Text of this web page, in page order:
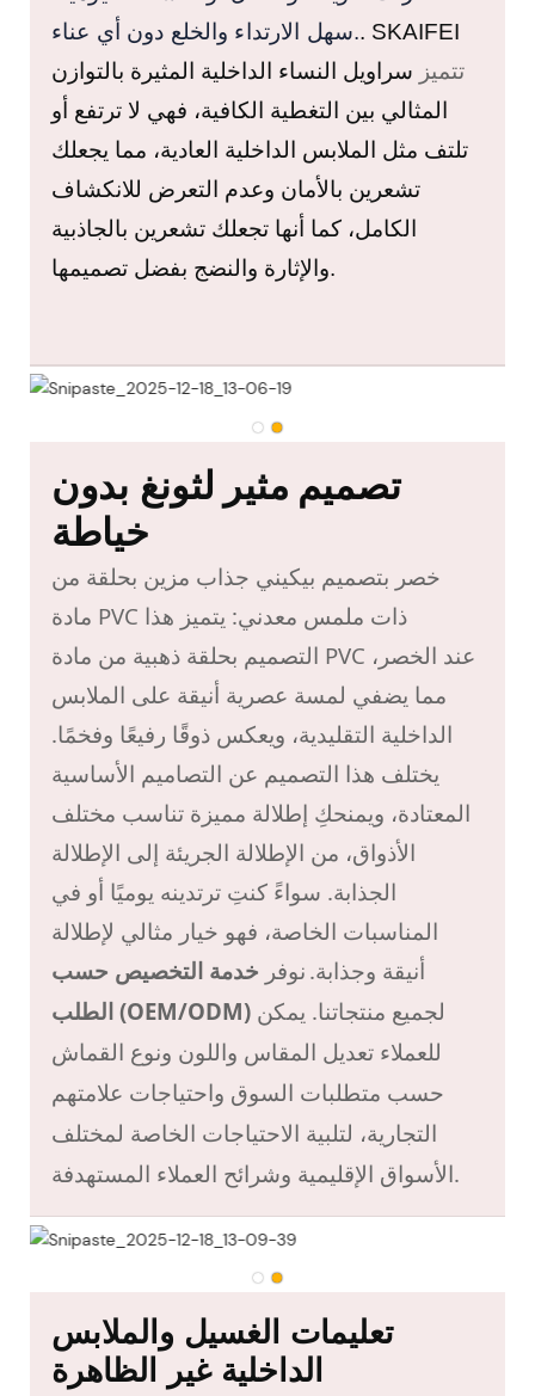
سهل الارتداء والخلع دون أي عناء.. SKAIFEI
تتميز سراويل النساء الداخلية المثيرة بالتوازن
المثالي بين التغطية الكافية، فهي لا ترتفع أو
تلتف مثل الملابس الداخلية العادية، مما يجعلك
تشعرين بالأمان وعدم التعرض للانكشاف
الكامل، كما أنها تجعلك تشعرين بالجاذبية
والإثارة والنضج بفضل تصميمها.
تصميم مثير لثونغ بدون
خياطة
خصر بتصميم بيكيني جذاب مزين بحلقة من
مادة PVC ذات ملمس معدني: يتميز هذا
التصميم بحلقة ذهبية من مادة PVC عند الخصر،
مما يضفي لمسة عصرية أنيقة على الملابس
الداخلية التقليدية، ويعكس ذوقًا رفيعًا وفخمًا.
يختلف هذا التصميم عن التصاميم الأساسية
المعتادة، ويمنحكِ إطلالة مميزة تناسب مختلف
الأذواق، من الإطلالة الجريئة إلى الإطلالة
الجذابة. سواءً كنتِ ترتدينه يوميًا أو في
المناسبات الخاصة، فهو خيار مثالي لإطلالة
أنيقة وجذابة. نوفر خدمة التخصيص حسب
الطلب (OEM/ODM) لجميع منتجاتنا. يمكن
للعملاء تعديل المقاس واللون ونوع القماش
حسب متطلبات السوق واحتياجات علامتهم
التجارية، لتلبية الاحتياجات الخاصة لمختلف
الأسواق الإقليمية وشرائح العملاء المستهدفة.
تعليمات الغسيل والملابس
الداخلية غير الظاهرة